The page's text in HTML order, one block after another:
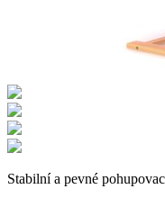
Stabilní a pevné